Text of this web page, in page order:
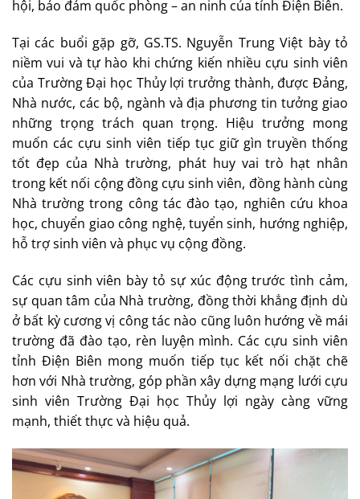
hội, bảo đảm quốc phòng – an ninh của tỉnh Điện Biên.
Tại các buổi gặp gỡ, GS.TS. Nguyễn Trung Việt bày tỏ
niềm vui và tự hào khi chứng kiến nhiều cựu sinh viên
của Trường Đại học Thủy lợi trưởng thành, được Đảng,
Nhà nước, các bộ, ngành và địa phương tin tưởng giao
những trọng trách quan trọng. Hiệu trưởng mong
muốn các cựu sinh viên tiếp tục giữ gìn truyền thống
tốt đẹp của Nhà trường, phát huy vai trò hạt nhân
trong kết nối cộng đồng cựu sinh viên, đồng hành cùng
Nhà trường trong công tác đào tạo, nghiên cứu khoa
học, chuyển giao công nghệ, tuyển sinh, hướng nghiệp,
hỗ trợ sinh viên và phục vụ cộng đồng.
Các cựu sinh viên bày tỏ sự xúc động trước tình cảm,
sự quan tâm của Nhà trường, đồng thời khẳng định dù
ở bất kỳ cương vị công tác nào cũng luôn hướng về mái
trường đã đào tạo, rèn luyện mình. Các cựu sinh viên
tỉnh Điện Biên mong muốn tiếp tục kết nối chặt chẽ
hơn với Nhà trường, góp phần xây dựng mạng lưới cựu
sinh viên Trường Đại học Thủy lợi ngày càng vững
mạnh, thiết thực và hiệu quả.